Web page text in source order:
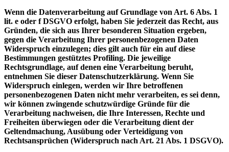
Wenn die Datenverarbeitung auf Grundlage von Art. 6 Abs. 1
lit. e oder f DSGVO erfolgt, haben Sie jederzeit das Recht, aus
Gründen, die sich aus Ihrer besonderen Situation ergeben,
gegen die Verarbeitung Ihrer personenbezogenen Daten
Widerspruch einzulegen; dies gilt auch für ein auf diese
Bestimmungen gestütztes Profiling. Die jeweilige
Rechtsgrundlage, auf denen eine Verarbeitung beruht,
entnehmen Sie dieser Datenschutzerklärung. Wenn Sie
Widerspruch einlegen, werden wir Ihre betroffenen
personenbezogenen Daten nicht mehr verarbeiten, es sei denn,
wir können zwingende schutzwürdige Gründe für die
Verarbeitung nachweisen, die Ihre Interessen, Rechte und
Freiheiten überwiegen oder die Verarbeitung dient der
Geltendmachung, Ausübung oder Verteidigung von
Rechtsansprüchen (Widerspruch nach Art. 21 Abs. 1 DSGVO).